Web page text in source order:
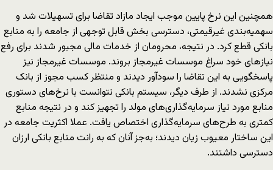
همچنین این نرخ پایین موجب ایجاد مازاد تقاضا برای تسهیلات شد و
سهمیه‌بندی غیرقیمتی، دسترسی بخش قابل توجهی از جامعه را به منابع
بانکی قطع کرد. در نتیجه، محرومان از خدمات مالی مجبور شدند برای رفع
نیازهای خود سراغ موسسات غیرمجاز بروند. موسسات غیرمجاز نیز
پاسخگویی به این تقاضا را سودآور دیدند و منتظر کسب مجوز از بانک
مرکزی نشدند. از طرف دیگر، سیستم بانکی نتوانست با نرخ‌های دستوری
منابع مورد نیاز سرمایه‌گذاری‌های مولد را تجهیز کند و در نتیجه منابع
کمتری به طرح‌های سرمایه‌گذاری‌ اختصاص یافت. عملا اکثریت جامعه در
این ساختار معیوب زیان دیدند؛ به‌جز آنان که به رانت منابع بانکی ارزان
دسترسی داشتند.